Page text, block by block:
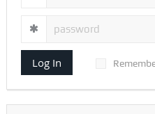
Log In